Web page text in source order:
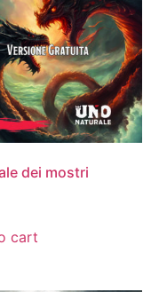
dei mostri
cart